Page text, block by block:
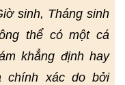
sinh, Tháng sinh
thể có một cá
khẳng định hay
chính xác do bởi